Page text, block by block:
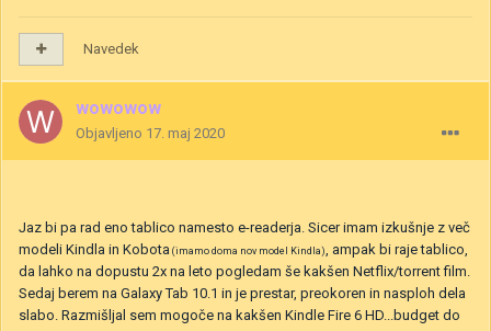
Navedek
wowowow
Objavljeno 17. maj 2020
Jaz bi pa rad eno tablico namesto e-readerja. Sicer imam izkušnje z več
modeli Kindla in Kobota (imamo doma nov model Kindla), ampak bi raje tablico,
da lahko na dopustu 2x na leto pogledam še kakšen Netflix/torrent film.
Sedaj berem na Galaxy Tab 10.1 in je prestar, preokoren in nasploh dela
slabo. Razmišljal sem mogoče na kakšen Kindle Fire 6 HD...budget do